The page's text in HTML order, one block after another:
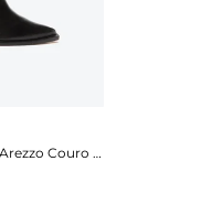
Bota Western Preta Arezzo Couro Cano Longo Georgia